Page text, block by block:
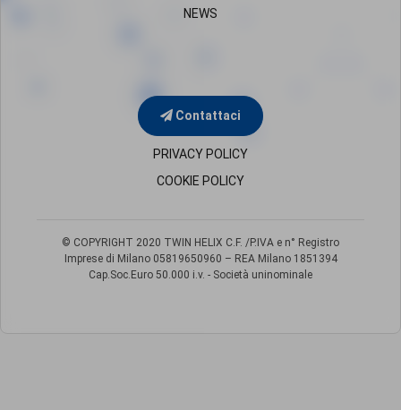
NEWS
Contattaci
PRIVACY POLICY
COOKIE POLICY
© COPYRIGHT 2020 TWIN HELIX C.F. /P.IVA e n° Registro
Imprese di Milano 05819650960 – REA Milano 1851394
Cap.Soc.Euro 50.000 i.v. - Società uninominale